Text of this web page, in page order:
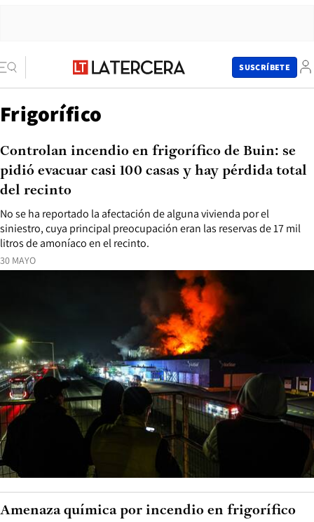
SUSCRÍBETE
Frigorífico
30 MAYO
No se ha reportado la afectación de alguna vivienda por el
siniestro, cuya principal preocupación eran las reservas de 17 mil
litros de amoníaco en el recinto.
Controlan incendio en frigorífico de Buin: se
pidió evacuar casi 100 casas y hay pérdida total
del recinto
Amenaza química por incendio en frigorífico